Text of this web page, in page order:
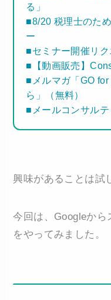
る」
■8/20 税理士のた
ー
■セミナー開催リ
■【動画販売】
■メルマガ「GO
ら」（無料）
■メールコンサル
興味があることは試
今回は、Googleか
をやってみました。